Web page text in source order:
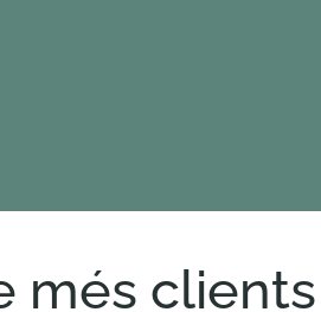
més clients